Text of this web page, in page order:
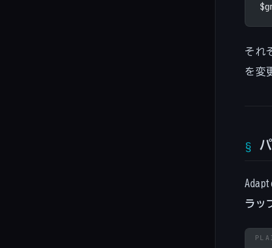
それ
を変
ラッ